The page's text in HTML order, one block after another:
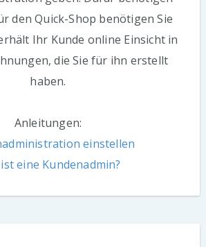
den Quick-Shop benötigen Sie
Ihr Kunde online Einsicht in
die Sie für ihn erstellt
haben.
Anleitungen:
einstellen
eine Kundenadmin?